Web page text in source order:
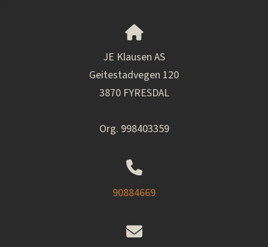
JE Klausen AS
Geitestadvegen 120
3870 FYRESDAL
Org. 998403359
90884669